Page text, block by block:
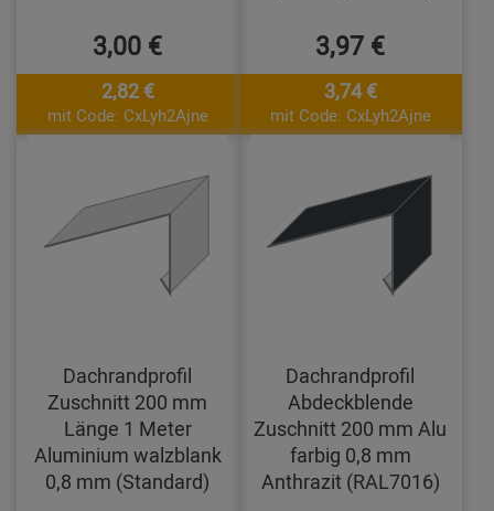
3,00 €
2,82 €
mit Code: CxLyh2Ajne
3,97 €
3,74 €
mit Code: CxLyh2Ajne
Dachrandprofil
Zuschnitt 200 mm
Länge 1 Meter
Aluminium walzblank
0,8 mm (Standard)
Dachrandprofil
Abdeckblende
Zuschnitt 200 mm Alu
farbig 0,8 mm
Anthrazit (RAL7016)